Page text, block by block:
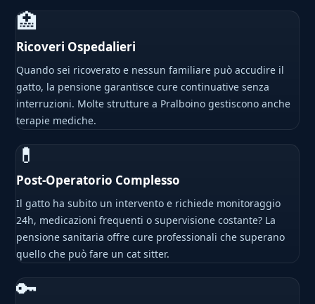
🏥
Ricoveri Ospedalieri
Quando sei ricoverato e nessun familiare può accudire il
gatto, la pensione garantisce cure continuative senza
interruzioni. Molte strutture a Pralboino gestiscono anche
terapie mediche.
💊
Post-Operatorio Complesso
Il gatto ha subito un intervento e richiede monitoraggio
24h, medicazioni frequenti o supervisione costante? La
pensione sanitaria offre cure professionali che superano
quello che può fare un cat sitter.
🔑